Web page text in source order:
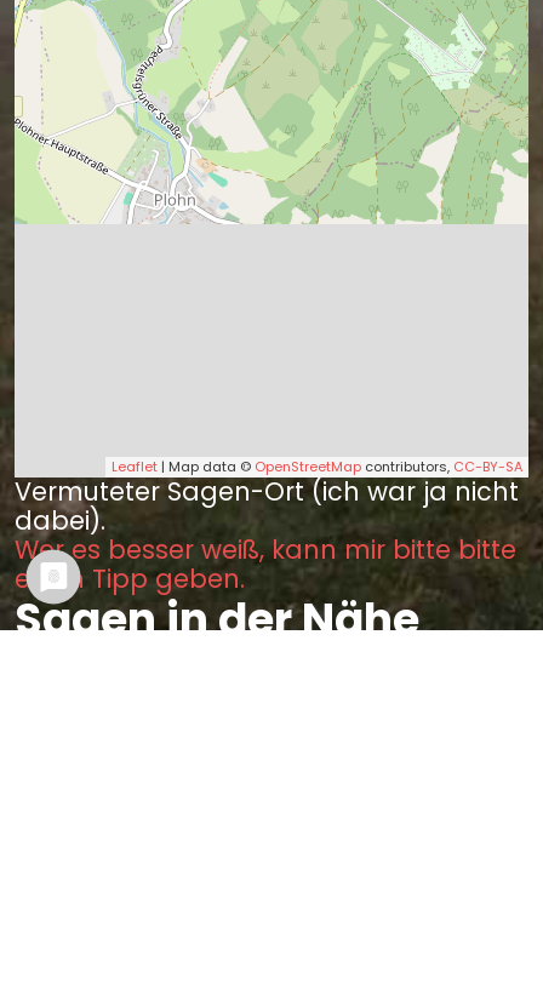
Leaflet | Map data © OpenStreetMap contributors, CC-BY-SA
Vermuteter Sagen-Ort (ich war ja nicht
dabei).
Wer es besser weiß, kann mir bitte bitte
einen Tipp geben.
Sagen in der Nähe